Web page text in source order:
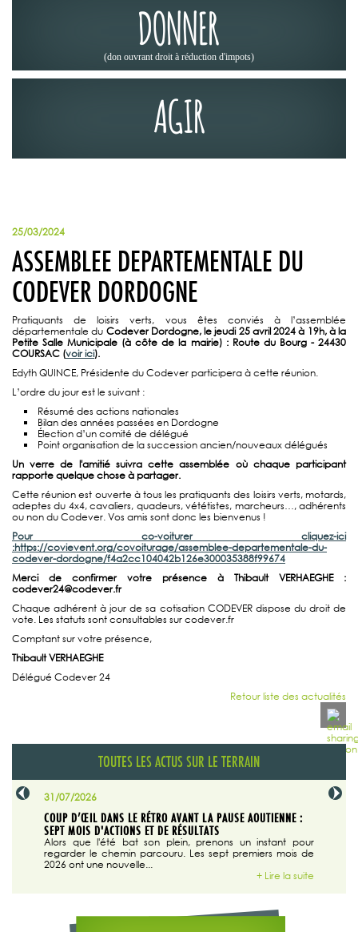
DONNER
(don ouvrant droit à réduction d'impots)
AGIR
25/03/2024
ASSEMBLEE DEPARTEMENTALE DU
CODEVER DORDOGNE
Pratiquants de loisirs verts, vous êtes conviés à l’assemblée
départementale du Codever Dordogne, le jeudi 25 avril 2024 à 19h, à la
Petite Salle Municipale (à côte de la mairie) : Route du Bourg - 24430
COURSAC (voir ici).
Edyth QUINCE, Présidente du Codever participera à cette réunion.
L’ordre du jour est le suivant :
Résumé des actions nationales
Bilan des années passées en Dordogne
Élection d’un comité de délégué
Point organisation de la succession ancien/nouveaux délégués
Un verre de l'amitié suivra cette assemblée où chaque participant
rapporte quelque chose à partager.
Cette réunion est ouverte à tous les pratiquants des loisirs verts, motards,
adeptes du 4x4, cavaliers, quadeurs, vététistes, marcheurs…, adhérents
ou non du Codever. Vos amis sont donc les bienvenus !
Pour co-voiturer cliquez-ici
:https://covievent.org/covoiturage/assemblee-departementale-du-
codever-dordogne/f4a2cc104042b126e300035388f99674
Merci de confirmer votre présence à Thibault VERHAEGHE :
codever24@codever.fr
Chaque adhérent à jour de sa cotisation CODEVER dispose du droit de
vote. Les statuts sont consultables sur codever.fr
Comptant sur votre présence,
Thibault VERHAEGHE
Délégué Codever 24
Retour liste des actualités
TOUTES LES ACTUS SUR LE TERRAIN
31/07/2026
COUP D’ŒIL DANS LE RÉTRO AVANT LA PAUSE AOUTIENNE :
SEPT MOIS D'ACTIONS ET DE RÉSULTATS
Alors que l'été bat son plein, prenons un instant pour
regarder le chemin parcouru. Les sept premiers mois de
2026 ont une nouvelle...
+ Lire la suite
29/07/